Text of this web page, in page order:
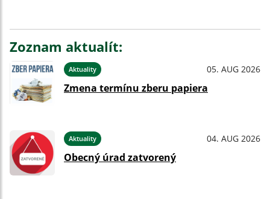
Zoznam aktualít:
Aktuality 05. AUG 2026
Zmena termínu zberu papiera
Aktuality 04. AUG 2026
Obecný úrad zatvorený